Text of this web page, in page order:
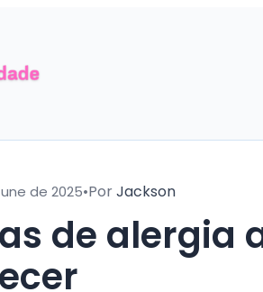
de 2025•PorJackson
de alergia